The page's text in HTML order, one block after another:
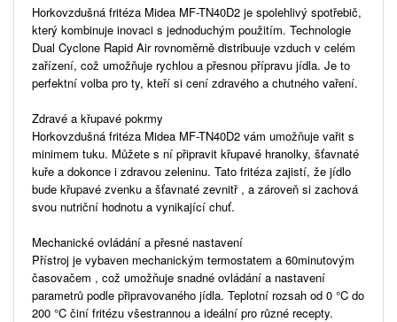
Horkovzdušná fritéza Midea MF-TN40D2 je spolehlivý spotřebič,
který kombinuje inovaci s jednoduchým použitím. Technologie
Dual Cyclone Rapid Air rovnoměrně distribuuje vzduch v celém
zařízení, což umožňuje rychlou a přesnou přípravu jídla. Je to
perfektní volba pro ty, kteří si cení zdravého a chutného vaření.
Zdravé a křupavé pokrmy
Horkovzdušná fritéza Midea MF-TN40D2 vám umožňuje vařit s
minimem tuku. Můžete s ní připravit křupavé hranolky, šťavnaté
kuře a dokonce i zdravou zeleninu. Tato fritéza zajistí, že jídlo
bude křupavé zvenku a šťavnaté zevnitř , a zároveň si zachová
svou nutriční hodnotu a vynikající chuť.
Mechanické ovládání a přesné nastavení
Přístroj je vybaven mechanickým termostatem a 60minutovým
časovačem , což umožňuje snadné ovládání a nastavení
parametrů podle připravovaného jídla. Teplotní rozsah od 0 °C do
200 °C činí fritézu všestrannou a ideální pro různé recepty.